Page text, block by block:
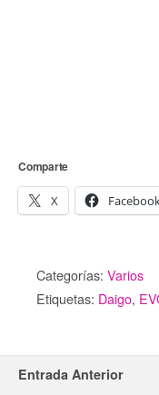
Comparte
X
Categorías: Varios
Etiquetas: Daigo,
Entrada Anterior